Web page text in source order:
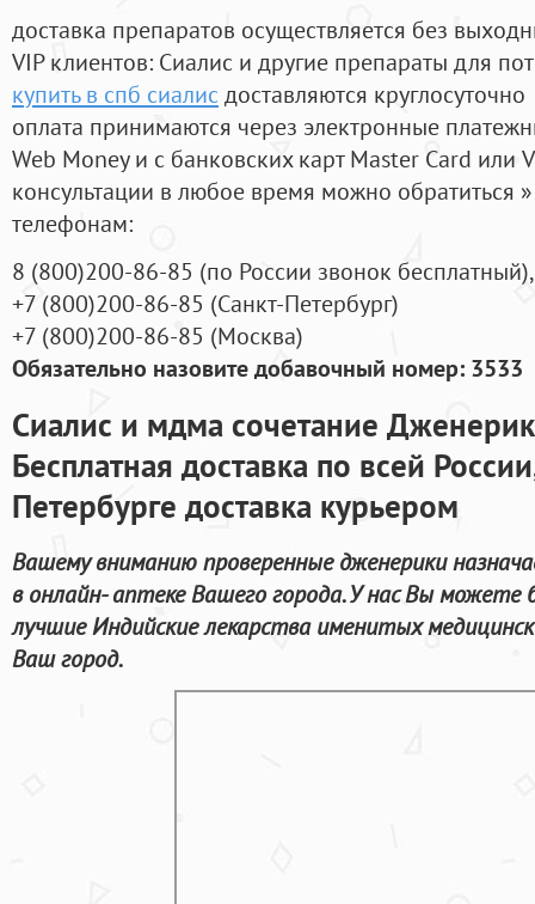
доставка препаратов осуществляется без
VIP клиентов: Сиалис и другие препараты для
купить в спб сиалис доставляются круглосуточно
оплата принимаются через электронные
Web Money и с банковских карт Master Card или
консультации в любое время можно обратиться
телефонам:
8 (800)200-86-85 (по России звонок бесплатный),
+7 (800)200-86-85 (Санкт-Петербург)
+7 (800)200-86-85 (Москва)
Обязательно назовите добавочный номер: 3533
Сиалис и мдма сочетание
Бесплатная доставка по всей
Петербурге доставка курьером
Вашему вниманию проверенные дженерики
в онлайн- аптеке Вашего города. У нас Вы
лучшие Индийские лекарства именитых
Ваш город.